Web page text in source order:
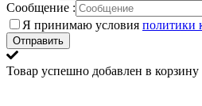
Сообщение :
Я принимаю условия политики
Отправить
Товар успешно добавлен в корзину